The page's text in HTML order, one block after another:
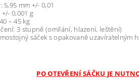
5,95 mm +/- 0,01
0,001 g
– 45 kg
3 stupně (omílání, hlazení, leštění)
sáček s opakovaně uzavíratelným
PO OTEVŘENÍ SÁČKU JE